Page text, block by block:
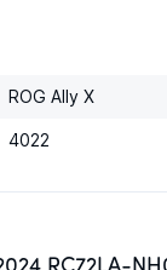
ROG Ally X
4022